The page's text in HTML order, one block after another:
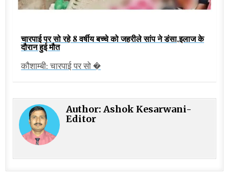
चारपाई पर सो रहे 8 वर्षीय बच्चे को जहरीले सांप ने डंसा,इलाज के
दौरान हुई मौत
कौशाम्बी: चारपाई पर सो �
Author:Ashok Kesarwani-
Editor